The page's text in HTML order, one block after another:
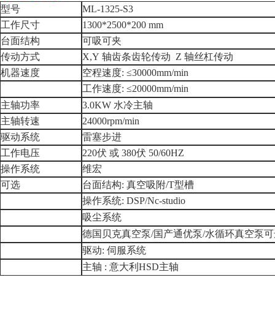
型号
ML-1325-S3
工作尺寸
1300*2500*200 mm
台面结构
可吸可夹
传动方式
X,Y 轴齿条齿轮传动 Z 轴丝杠传动
机器速度
空程速度: ≤30000mm/min
工作速度: ≤20000mm/min
主轴功率
3.0KW 水冷主轴
主轴转速
24000rpm/min
驱动系统
雷塞步进
工作电压
220伏 或 380伏 50/60HZ
操作系统
维宏
可选
台面结构: 真空吸附/T型槽
操作系统: DSP/Nc-studio
吸尘系统
德国贝克真空泵/国产通优泵/水循环真空泵
驱动: 伺服系统
主轴 : 意大利 HSD主轴